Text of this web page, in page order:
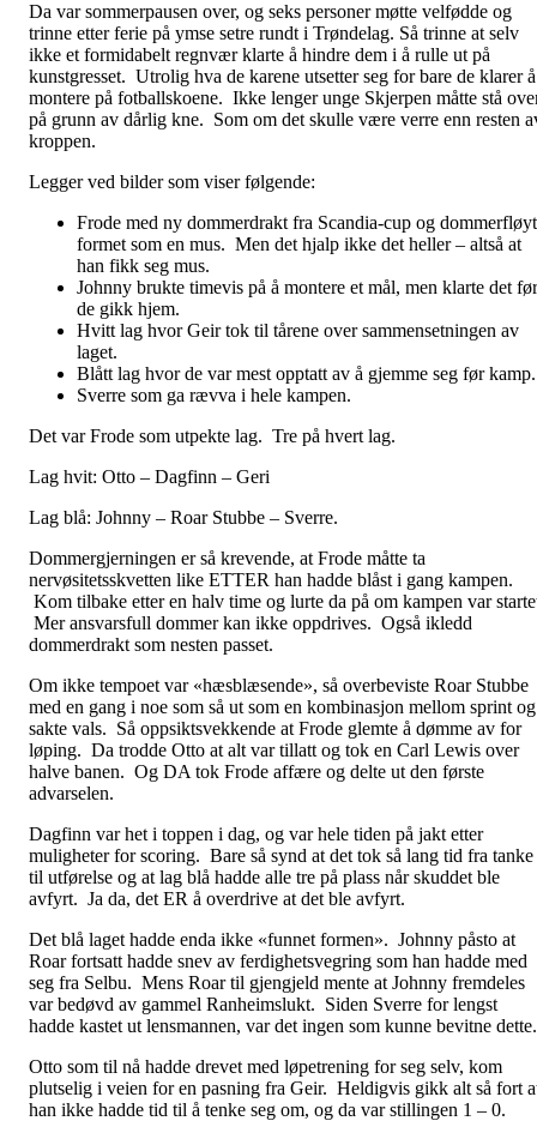
Da var sommerpausen over, og seks personer møtte velfødde og
trinne etter ferie på ymse setre rundt i Trøndelag. Så trinne at selv
ikke et formidabelt regnvær klarte å hindre dem i å rulle ut på
kunstgresset. Utrolig hva de karene utsetter seg for bare de klarer å
montere på fotballskoene. Ikke lenger unge Skjerpen måtte stå
på grunn av dårlig kne. Som om det skulle være verre enn resten
kroppen.
Legger ved bilder som viser følgende:
Frode med ny dommerdrakt fra Scandia-cup og
formet som en mus. Men det hjalp ikke det heller – altså at
han fikk seg mus.
Johnny brukte timevis på å montere et mål, men klarte det før
de gikk hjem.
Hvitt lag hvor Geir tok til tårene over sammensetningen av
laget.
Blått lag hvor de var mest opptatt av å gjemme seg før kamp.
Sverre som ga rævva i hele kampen.
Det var Frode som utpekte lag. Tre på hvert lag.
Lag hvit: Otto – Dagfinn – Geri
Lag blå: Johnny – Roar Stubbe – Sverre.
Dommergjerningen er så krevende, at Frode måtte ta
nervøsitetsskvetten like ETTER han hadde blåst i gang kampen.
Kom tilbake etter en halv time og lurte da på om kampen var
Mer ansvarsfull dommer kan ikke oppdrives. Også ikledd
dommerdrakt som nesten passet.
Om ikke tempoet var «hæsblæsende», så overbeviste Roar Stubbe
med en gang i noe som så ut som en kombinasjon mellom sprint og
sakte vals. Så oppsiktsvekkende at Frode glemte å dømme av for
løping. Da trodde Otto at alt var tillatt og tok en Carl Lewis over
halve banen. Og DA tok Frode affære og delte ut den første
advarselen.
Dagfinn var het i toppen i dag, og var hele tiden på jakt etter
muligheter for scoring. Bare så synd at det tok så lang tid fra tanke
til utførelse og at lag blå hadde alle tre på plass når skuddet ble
avfyrt. Ja da, det ER å overdrive at det ble avfyrt.
Det blå laget hadde enda ikke «funnet formen». Johnny påsto at
Roar fortsatt hadde snev av ferdighetsvegring som han hadde med
seg fra Selbu. Mens Roar til gjengjeld mente at Johnny fremdeles
var bedøvd av gammel Ranheimslukt. Siden Sverre for lengst
hadde kastet ut lensmannen, var det ingen som kunne bevitne dette.
Otto som til nå hadde drevet med løpetrening for seg selv, kom
plutselig i veien for en pasning fra Geir. Heldigvis gikk alt så fort
han ikke hadde tid til å tenke seg om, og da var stillingen 1 – 0.